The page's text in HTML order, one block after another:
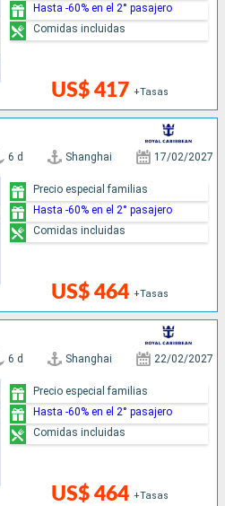
US$ 417 +Tasas
Hasta -60% en el 2° pasajero
Comidas incluidas
6 d Shanghai 17/02/2027
US$ 464 +Tasas
Precio especial familias
Hasta -60% en el 2° pasajero
Comidas incluidas
6 d Shanghai 22/02/2027
US$ 464 +Tasas
Precio especial familias
Hasta -60% en el 2° pasajero
Comidas incluidas